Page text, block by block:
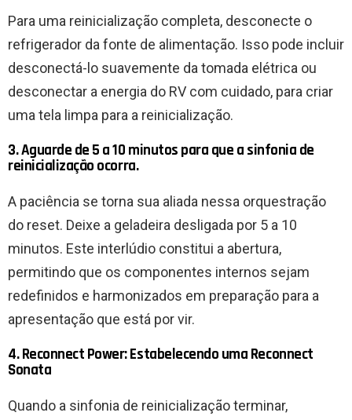
Para uma reinicialização completa, desconecte o
refrigerador da fonte de alimentação. Isso pode incluir
desconectá-lo suavemente da tomada elétrica ou
desconectar a energia do RV com cuidado, para criar
uma tela limpa para a reinicialização.
3. Aguarde de 5 a 10 minutos para que a sinfonia de
reinicialização ocorra.
A paciência se torna sua aliada nessa orquestração
do reset. Deixe a geladeira desligada por 5 a 10
minutos. Este interlúdio constitui a abertura,
permitindo que os componentes internos sejam
redefinidos e harmonizados em preparação para a
apresentação que está por vir.
4. Reconnect Power: Estabelecendo uma Reconnect
Sonata
Quando a sinfonia de reinicialização terminar,